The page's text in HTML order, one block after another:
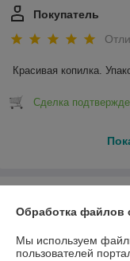
Покупатель
Красивая копилка.
Сделка
Обработка файлов
Мы используем
пользователей